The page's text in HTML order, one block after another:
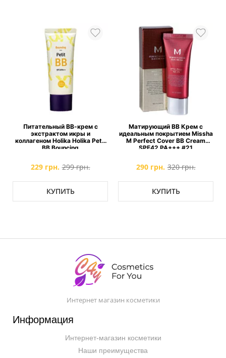
Питательный ВВ-крем с
экстрактом икры и
коллагеном Holika Holika Petit
BB Bouncing
229 грн. 299 грн.
КУПИТЬ
Матирующий ВВ Крем с
идеальным покрытием Missha
M Perfect Cover BB Cream
SPF42 PA+++ #21
290 грн. 320 грн.
КУПИТЬ
Интернет магазин косметики
Информация
Интернет-магазин косметики
Наши преимущества